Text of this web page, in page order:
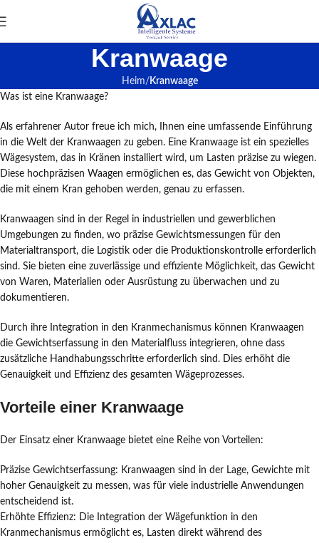
Kranwaage
Heim
Kranwaage
Was ist eine Kranwaage?
Als erfahrener Autor freue ich mich, Ihnen eine umfassende Einführung
in die Welt der Kranwaagen zu geben. Eine Kranwaage ist ein spezielles
Wägesystem, das in Kränen installiert wird, um Lasten präzise zu wiegen.
Diese hochpräzisen Waagen ermöglichen es, das Gewicht von Objekten,
die mit einem Kran gehoben werden, genau zu erfassen.
Kranwaagen sind in der Regel in industriellen und gewerblichen
Umgebungen zu finden, wo präzise Gewichtsmessungen für den
Materialtransport, die Logistik oder die Produktionskontrolle erforderlich
sind. Sie bieten eine zuverlässige und effiziente Möglichkeit, das Gewicht
von Waren, Materialien oder Ausrüstung zu überwachen und zu
dokumentieren.
Durch ihre Integration in den Kranmechanismus können Kranwaagen
die Gewichtserfassung in den Materialfluss integrieren, ohne dass
zusätzliche Handhabungsschritte erforderlich sind. Dies erhöht die
Genauigkeit und Effizienz des gesamten Wägeprozesses.
Vorteile einer Kranwaage
Der Einsatz einer Kranwaage bietet eine Reihe von Vorteilen:
Präzise Gewichtserfassung: Kranwaagen sind in der Lage, Gewichte mit
hoher Genauigkeit zu messen, was für viele industrielle Anwendungen
entscheidend ist.
Erhöhte Effizienz: Die Integration der Wägefunktion in den
Kranmechanismus ermöglicht es, Lasten direkt während des